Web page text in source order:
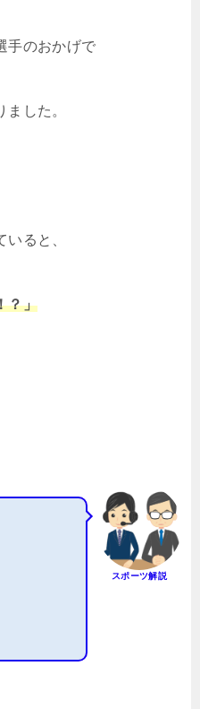
n
手のおかげで
した。
ると、
？」
スポーツ解説